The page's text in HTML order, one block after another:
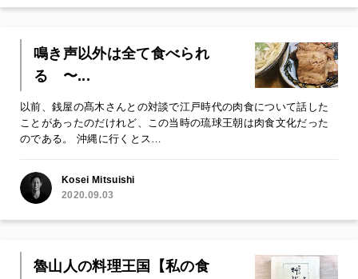
鳴き声以外は全て食べられ
る 〜...
以前、銭屋の髙木さんとの対談で江戸時代の肉食について話した
ことがあったのだけれど、この当時の琉球王朝は肉食文化だった
のである。 沖縄に行くとス…
Kosei Mitsuishi
2020.09.03
魯山人の料理王国【私の食